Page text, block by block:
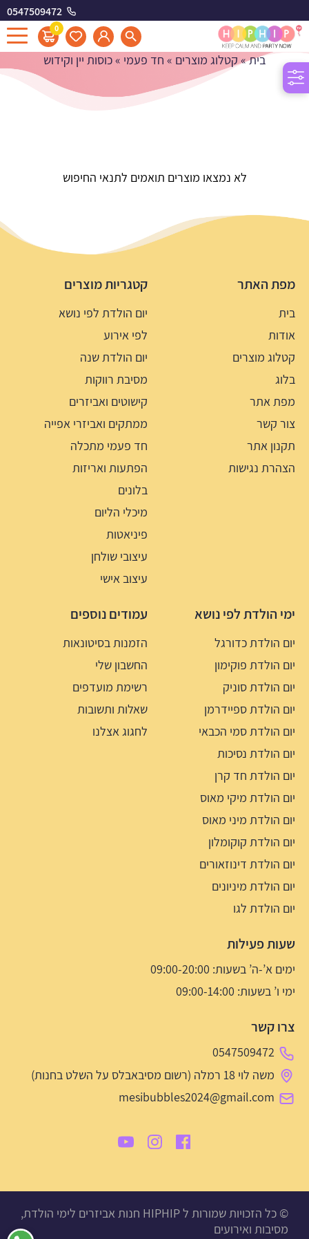
0547509472
0כוסות יין וקידוש
בית»קטלוג מוצרים » חד פעמי »כוסות יין וקידוש
לא נמצאו מוצרים תואמים לתנאי החיפוש
מפת האתר
בית
אודות
קטלוג מוצרים
בלוג
מפת אתר
צור קשר
תקנון אתר
הצהרת נגישות
קטגריות מוצרים
יום הולדת לפי נושא
לפי אירוע
יום הולדת שנה
מסיבת רווקות
קישוטים ואביזרים
ממתקים ואביזרי אפייה
חד פעמי מתכלה
הפתעות ואריזות
בלונים
מיכלי הליום
פיניאטות
עיצובי שולחן
עיצוב אישי
ימי הולדת לפי נושא
יום הולדת כדורגל
יום הולדת פוקימון
יום הולדת סוניק
יום הולדת ספיידרמן
יום הולדת סמי הכבאי
יום הולדת נסיכות
יום הולדת חד קרן
יום הולדת מיקי מאוס
יום הולדת מיני מאוס
יום הולדת קוקומלון
יום הולדת דינוזאורים
יום הולדת מיניונים
יום הולדת לגו
עמודים נוספים
הזמנות בסיטונאות
החשבון שלי
רשימת מועדפים
שאלות ותשובות
לחגוג אצלנו
שעות פעילות
ימים א’-ה’ בשעות: 09:00-20:00
ימי ו’ בשעות: 09:00-14:00
צרו קשר
0547509472
משה לוי 18 רמלה (רשום מסיבאבלס על השלט בחנות)
mesibubbles2024@gmail.com
© כל הזכויות שמורות ל HIPHIP חנות אביזרים לימי הולדת,
מסיבות ואירועים